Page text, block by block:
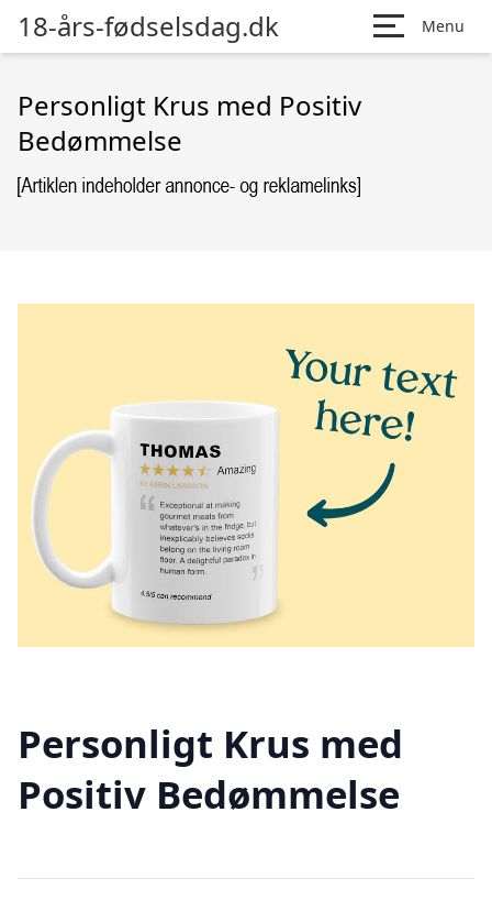
18-års-fødselsdag.dk Menu
Personligt Krus med Positiv
Bedømmelse
Personligt Krus med
Positiv Bedømmelse